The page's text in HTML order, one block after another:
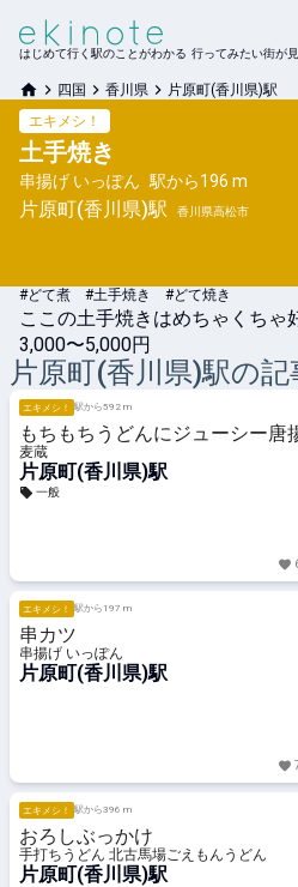
はじめて行く駅のことがわかる 行ってみたい街が
四国 香川県 片原町(香川県)駅
エキメシ！
土手焼き
串揚げ いっぽん 駅から196 m
片原町(香川県)駅 香川県高松市
#どて煮 #土手焼き #どて焼き
ここの土手焼きはめちゃくちゃ
3,000〜5,000円
片原町(香川県)駅の記
エキメシ！ 駅から592 m
もちもちうどんにジューシー唐
麦蔵
片原町(香川県)駅
一般
エキメシ！ 駅から197 m
串カツ
串揚げ いっぽん
片原町(香川県)駅
エキメシ！ 駅から396 m
おろしぶっかけ
手打ちうどん 北古馬場ごえもんうどん
片原町(香川県)駅